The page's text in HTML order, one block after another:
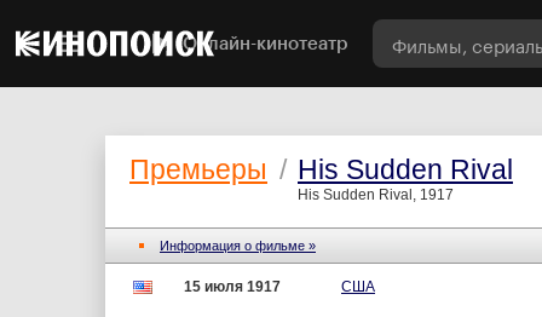
Онлайн-кинотеатр
Премьеры / His Sudden Rival
His Sudden Rival, 1917
Информация о фильме »
15 июля 1917 США